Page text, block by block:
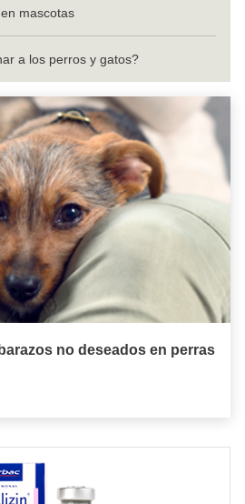
mascotas
a los perros y gatos?
no deseados en perras